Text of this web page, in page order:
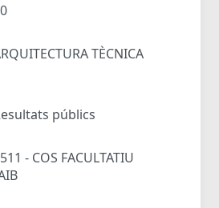
TÈCNICA
públics
- COS FACULTATIU